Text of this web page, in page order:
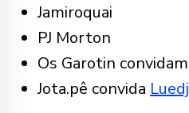
Jamiroquai
PJ Morton
Os Garotin
Jota.pê convida